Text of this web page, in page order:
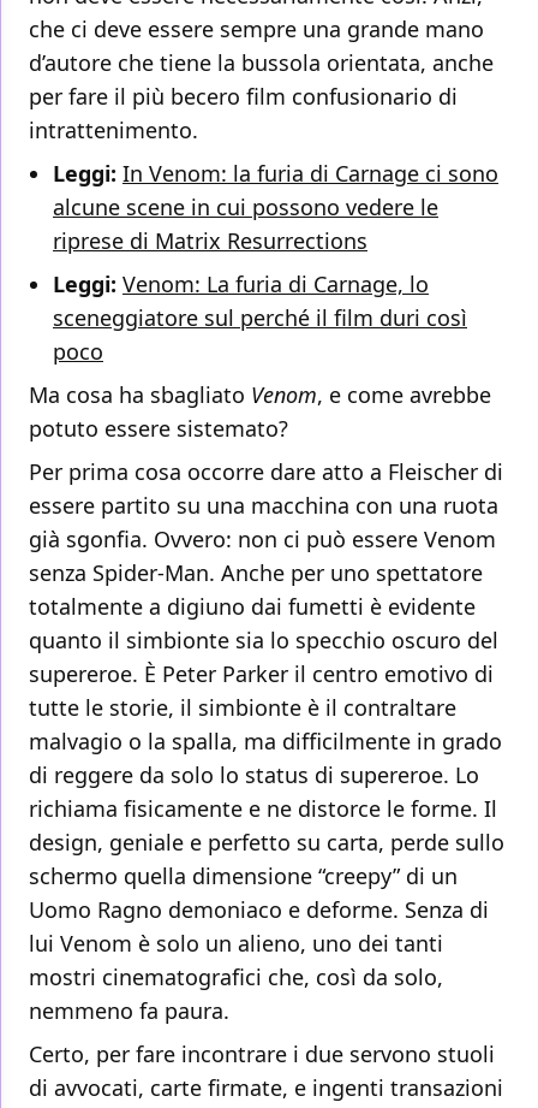
che ci deve essere sempre una grande mano
d’autore che tiene la bussola orientata, anche
per fare il più becero film confusionario di
intrattenimento.
Leggi: In Venom: la furia di Carnage ci sono
alcune scene in cui possono vedere le
riprese di Matrix Resurrections
Leggi: Venom: La furia di Carnage, lo
sceneggiatore sul perché il film duri così
poco
Ma cosa ha sbagliato Venom, e come avrebbe
potuto essere sistemato?
Per prima cosa occorre dare atto a Fleischer di
essere partito su una macchina con una ruota
già sgonfia. Ovvero: non ci può essere Venom
senza Spider-Man. Anche per uno spettatore
totalmente a digiuno dai fumetti è evidente
quanto il simbionte sia lo specchio oscuro del
supereroe. È Peter Parker il centro emotivo di
tutte le storie, il simbionte è il contraltare
malvagio o la spalla, ma difficilmente in grado
di reggere da solo lo status di supereroe. Lo
richiama fisicamente e ne distorce le forme. Il
design, geniale e perfetto su carta, perde sullo
schermo quella dimensione “creepy” di un
Uomo Ragno demoniaco e deforme. Senza di
lui Venom è solo un alieno, uno dei tanti
mostri cinematografici che, così da solo,
nemmeno fa paura.
Certo, per fare incontrare i due servono stuoli
di avvocati, carte firmate, e ingenti transazioni